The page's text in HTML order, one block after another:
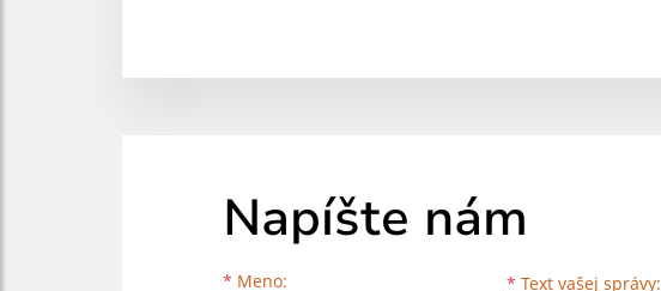
Napíšte nám
* Meno:
Meno
Priezvisko
E-mailová adresa * Text vašej správy: